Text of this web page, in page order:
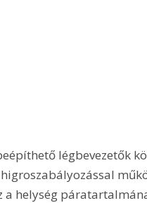
légbevezetők
a helység